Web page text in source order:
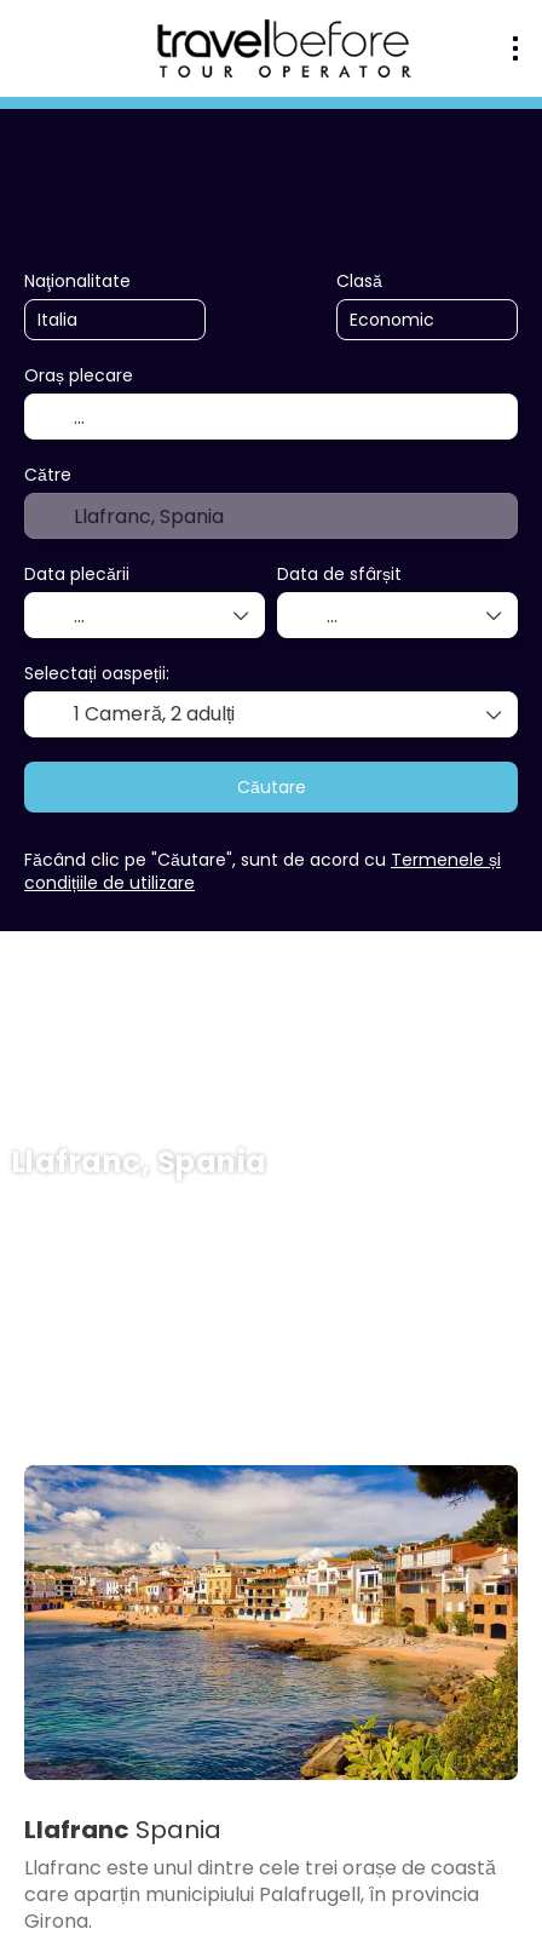
Llafranc, Spania
Naţionalitate Clasă
Oraș plecare
Către
Data plecării Data de sfârșit
Selectați oaspeții:
1 Cameră,2 adulți
Căutare
Făcând clic pe "Căutare", sunt de acord cu Termenele și
condițiile de utilizare
Llafranc Spania
Llafranc este unul dintre cele trei orașe de coastă
care aparțin municipiului Palafrugell, în provincia
Girona.